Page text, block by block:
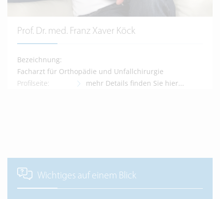
Prof. Dr. med. Franz Xaver Köck
Bezeichnung:
Facharzt für Orthopädie und Unfallchirurgie
Profilseite:
mehr Details finden Sie hier...
Wichtiges auf einem Blick